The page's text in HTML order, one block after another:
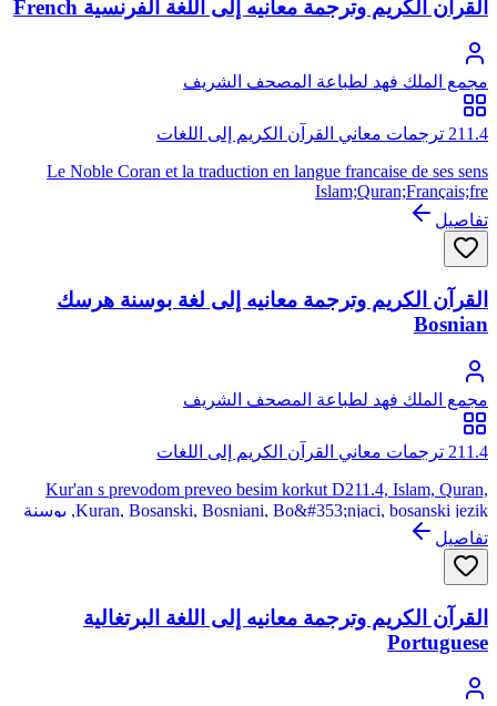
القرآن الكريم وترجمة معانيه إلى اللغة الفرنسية French
مجمع الملك فهد لطباعة المصحف الشريف
211.4 ترجمات معاني القرآن الكريم إلى اللغات
Le Noble Coran et la traduction en langue francaise de ses sens
Islam;Quran;Français;fre
تفاصيل
القرآن الكريم وترجمة معانيه إلى لغة بوسنة هرسك
Bosnian
مجمع الملك فهد لطباعة المصحف الشريف
211.4 ترجمات معاني القرآن الكريم إلى اللغات
Kur'an s prevodom preveo besim korkut D211.4, Islam, Quran,
Kuran, Bosanski, Bosniani, Bo&#353;njaci, bosanski jezik, بوسنة
البشناق المبنية على اللهجة الشتوكافية والمنتمية لعائلة اللغات
السلافية الجنوبية. تقترب اللغة البوسنوية من الصربية والكرواتية
تفاصيل
القرآن الكريم وترجمة معانيه إلى اللغة البرتغالية
Portuguese